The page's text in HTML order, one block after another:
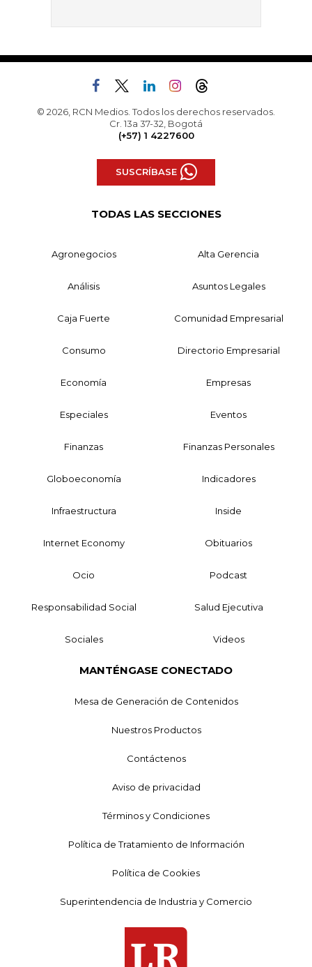
© 2026, RCN Medios. Todos los derechos reservados.
Cr. 13a 37-32, Bogotá
(+57) 1 4227600
SUSCRÍBASE
TODAS LAS SECCIONES
Agronegocios Alta Gerencia
Análisis Asuntos Legales
Caja Fuerte Comunidad Empresarial
Consumo Directorio Empresarial
Economía Empresas
Especiales Eventos
Finanzas Finanzas Personales
Globoeconomía Indicadores
Infraestructura Inside
Internet Economy Obituarios
Ocio Podcast
Responsabilidad Social Salud Ejecutiva
Sociales Videos
MANTÉNGASE CONECTADO
Mesa de Generación de Contenidos
Nuestros Productos
Contáctenos
Aviso de privacidad
Términos y Condiciones
Política de Tratamiento de Información
Política de Cookies
Superintendencia de Industria y Comercio